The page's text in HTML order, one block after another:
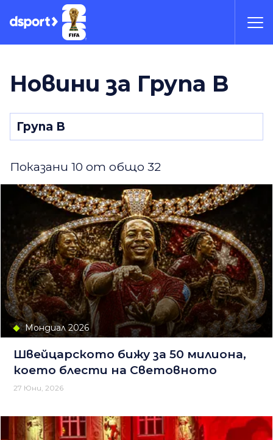
Новини за Група B
Показани 10 от общо 32
Мондиал 2026
Швейцарското бижу за 50 милиона,
което блести на Световното
27 Юни, 2026